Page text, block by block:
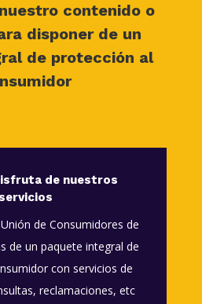
contenido o
disponer de un
de protección al
de nuestros
servicios
de Consumidores de
de un paquete integral de
con servicios de
reclamaciones, etc